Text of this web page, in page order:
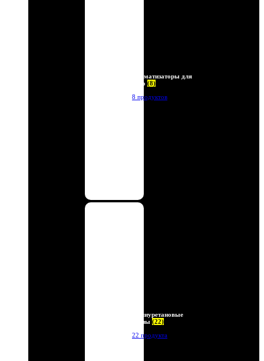
Ароматизаторы для
авто (8)
8 продуктов
Полиуретановые
линзы (22)
22 продукта